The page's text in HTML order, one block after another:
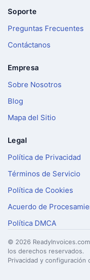
Soporte
Preguntas Frecuentes
Contáctanos
Empresa
Sobre Nosotros
Blog
Mapa del Sitio
Legal
Política de Privacidad
Términos de Servicio
Política de Cookies
Acuerdo de
Política DMCA
© 2026
los derechos reservados.
Privacidad y configuración